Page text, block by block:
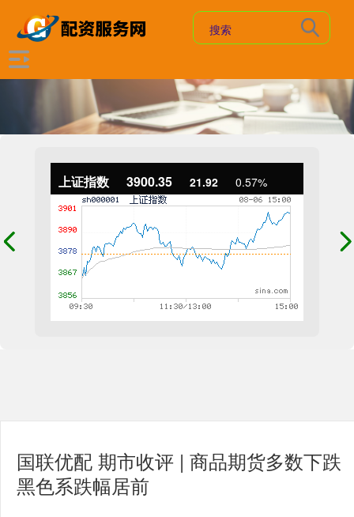
上证指数 3900.35 21.92 0.57%
国联优配 期市收评 | 商品期货多数下跌
黑色系跌幅居前